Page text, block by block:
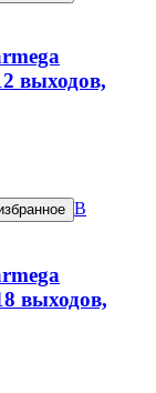
выходов,
В
выходов,